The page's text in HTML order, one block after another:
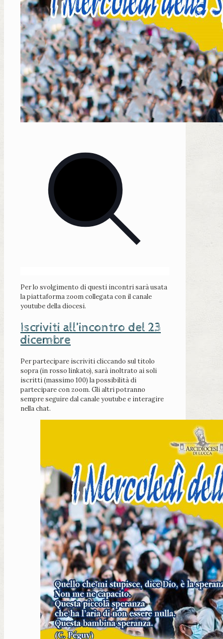
Per lo svolgimento di questi incontri sarà usata
la piattaforma zoom collegata con il canale
youtube della diocesi.
Iscriviti all’incontro del 23
dicembre
Per partecipare iscriviti cliccando sul titolo
sopra (in rosso linkato), sarà inoltrato ai soli
iscritti (massimo 100) la possibilità di
partecipare con zoom. Gli altri potranno
sempre seguire dal canale youtube e interagire
nella chat.